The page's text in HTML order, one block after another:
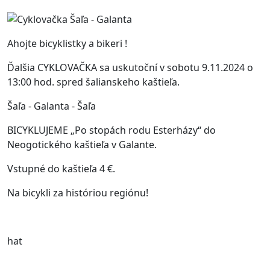
Ahojte bicyklistky a bikeri !
Ďalšia CYKLOVAČKA sa uskutoční v sobotu 9.11.2024 o
13:00 hod. spred šalianskeho kaštieľa.
Šaľa - Galanta - Šaľa
BICYKLUJEME „Po stopách rodu Esterházy“ do
Neogotického kaštieľa v Galante.
Vstupné do kaštieľa 4 €.
Na bicykli za históriou regiónu!
hat